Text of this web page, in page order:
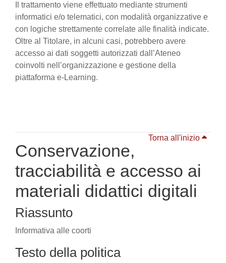
Il trattamento viene effettuato mediante strumenti
informatici e/o telematici, con modalità organizzative e
con logiche strettamente correlate alle finalità indicate.
Oltre al Titolare, in alcuni casi, potrebbero avere
accesso ai dati soggetti autorizzati dall’Ateneo
coinvolti nell’organizzazione e gestione della
piattaforma e-Learning.
Torna all'inizio
Conservazione,
tracciabilità e accesso ai
materiali didattici digitali
Riassunto
Informativa alle coorti
Testo della politica